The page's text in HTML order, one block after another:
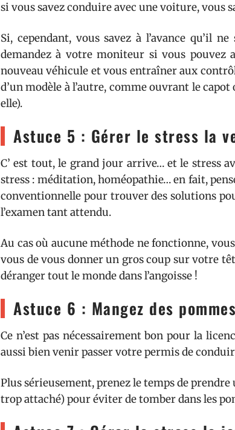
si vous savez conduire avec une voiture, vous
Si, cependant, vous savez à l’avance qu’il
demandez à votre moniteur si vous pouvez
nouveau véhicule et vous entraîner aux
d’un modèle à l’autre, comme ouvrant le
elle).
Astuce 5 : Gérer le stress la
C’ est tout, le grand jour arrive… et le stress
stress : méditation, homéopathie… en fait,
conventionnelle pour trouver des solutions
l’examen tant attendu.
Au cas où aucune méthode ne fonctionne,
vous de vous donner un gros coup sur votre
déranger tout le monde dans l’angoisse !
Astuce 6 : Mangez des pommes
Ce n’est pas nécessairement bon pour la
aussi bien venir passer votre permis de
Plus sérieusement, prenez le temps de
trop attaché) pour éviter de tomber dans les